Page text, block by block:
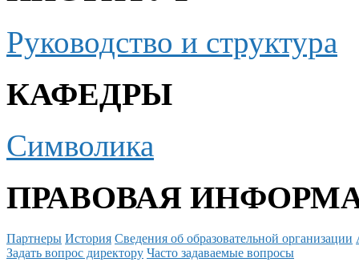
Руководство и структура
КАФЕДРЫ
Символика
ПРАВОВАЯ
Партнеры История Сведения об образовательной организации
Задать вопрос директору Часто задаваемые вопросы